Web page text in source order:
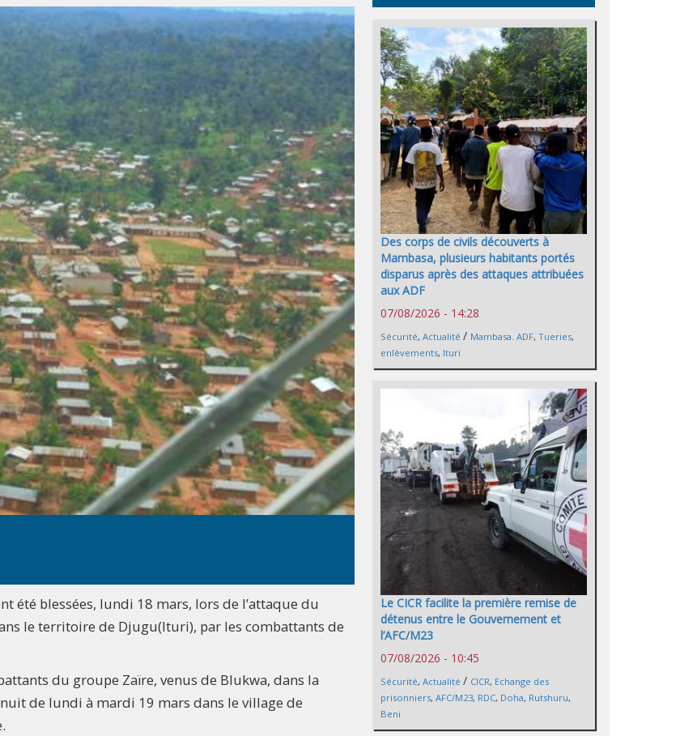
été blessées, lundi 18 mars, lors de l’attaque du
le territoire de Djugu(Ituri), par les combattants de
du groupe Zaïre, venus de Blukwa, dans la
de lundi à mardi 19 mars dans le village de
Des corps de civils découverts à
Mambasa, plusieurs habitants portés
disparus après des attaques attribuées
aux ADF
07/08/2026 - 14:28
Sécurité, Actualité / Mambasa. ADF, Tueries,
enlèvements, Ituri
Le CICR facilite la première remise de
détenus entre le Gouvernement et
l’AFC/M23
07/08/2026 - 10:45
Sécurité, Actualité / CICR, Echange des
prisonniers, AFC/M23, RDC, Doha, Rutshuru,
Beni